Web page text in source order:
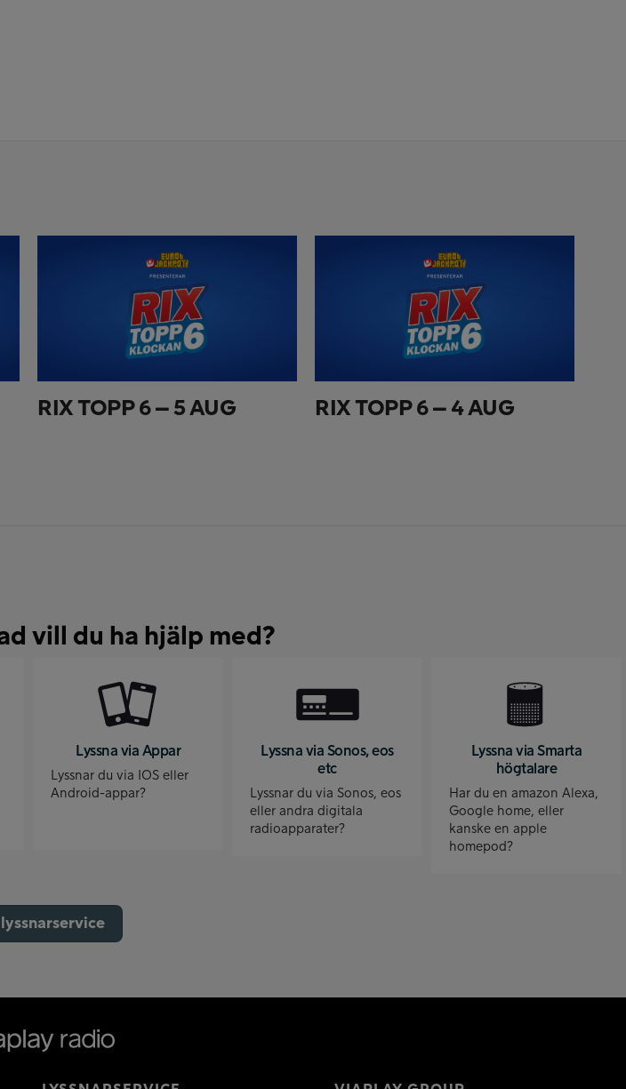
RIX TOPP 6 – 5 AUG RIX TOPP 6 – 4 AUG
vill du ha hjälp med?
Lyssna via Appar
Lyssnar du via IOS eller
Android-appar?
Lyssna via Sonos, eos
etc
Lyssnar du via Sonos, eos
eller andra digitala
radioapparater?
Lyssna via Smarta
högtalare
Har du en amazon Alexa,
Google home, eller
kanske en apple
homepod?